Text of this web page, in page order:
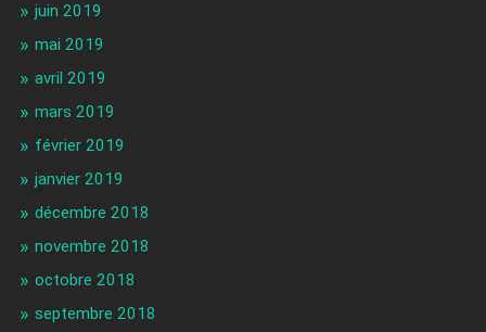
juin 2019
mai 2019
avril 2019
mars 2019
février 2019
janvier 2019
décembre 2018
novembre 2018
octobre 2018
septembre 2018